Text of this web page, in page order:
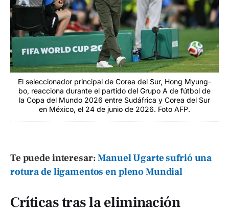
El seleccionador principal de Corea del Sur, Hong Myung-
bo, reacciona durante el partido del Grupo A de fútbol de
la Copa del Mundo 2026 entre Sudáfrica y Corea del Sur
en México, el 24 de junio de 2026. Foto AFP.
Te puede interesar:Manuel Ugarte sufrió una
rotura de ligamentos en pleno Mundial
Críticas tras la eliminación